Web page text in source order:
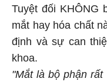
Tuyệt đối KHÔNG
mắt hay hóa chất
định và sự can
khoa.
"Mắt là bộ phận